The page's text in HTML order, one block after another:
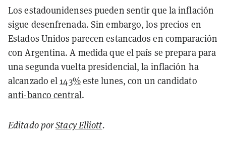
Los estadounidenses pueden sentir que la inflación
sigue desenfrenada. Sin embargo, los precios en
Estados Unidos parecen estancados en comparación
con Argentina. A medida que el país se prepara para
una segunda vuelta presidencial, la inflación ha
alcanzado el 143%este lunes, con un candidato
anti-banco central.
Editado porStacy Elliott.